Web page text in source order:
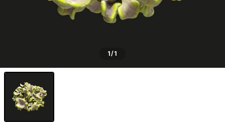
1/1